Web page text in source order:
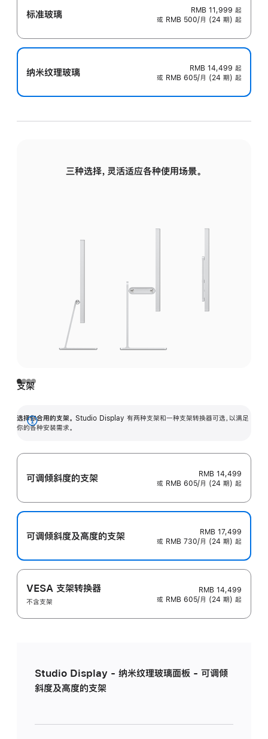
标准玻璃 RMB 11,999 起
或 RMB 500/月 (24 期) 起
纳米纹理玻璃 RMB 14,499 起
或 RMB 605/月 (24 期) 起
三种选择，灵活适应各种使用场景。
支架
选择你合用的支架。 Studio Display 有两种支架和一种支架转换器可选，以满足
你的各种安装需求。
展
可调倾斜度的支架
RMB 14,499
或 RMB 605/月 (24 期) 起
可调倾斜度及高‍度的支‍架
RMB 17,499
或 RMB 730/月 (24 期) 起
VESA 支架转换器
不含支架
RMB 14,499
或 RMB 605/月 (24 期) 起
Studio Display - 纳米纹理玻璃面板 - 可调倾
斜度及高度的支架